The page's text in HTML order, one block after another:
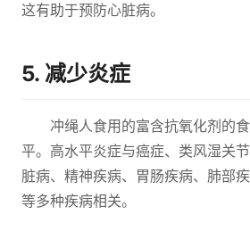
这有助于预防心脏病。
5. 减少炎症
冲绳人食用的富含抗氧化剂的
平。高水平炎症与癌症、类风湿关
脏病、精神疾病、胃肠疾病、肺部
等多种疾病相关。